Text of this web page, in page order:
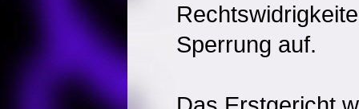
Sperrung auf.